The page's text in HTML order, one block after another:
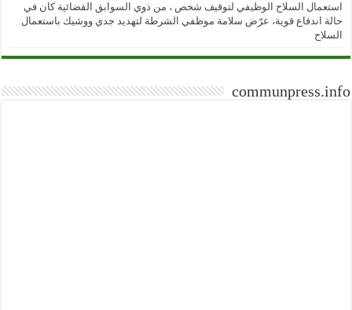
استعمال السلاح الوظيفي لتوقيف شخص ، من ذوي السوابق القضائية كان في
حالة اندفاع قوية، عرّض سلامة موظفي الشرطة لتهديد جدي ووشيك باستعمال
السلاح
communpress.info